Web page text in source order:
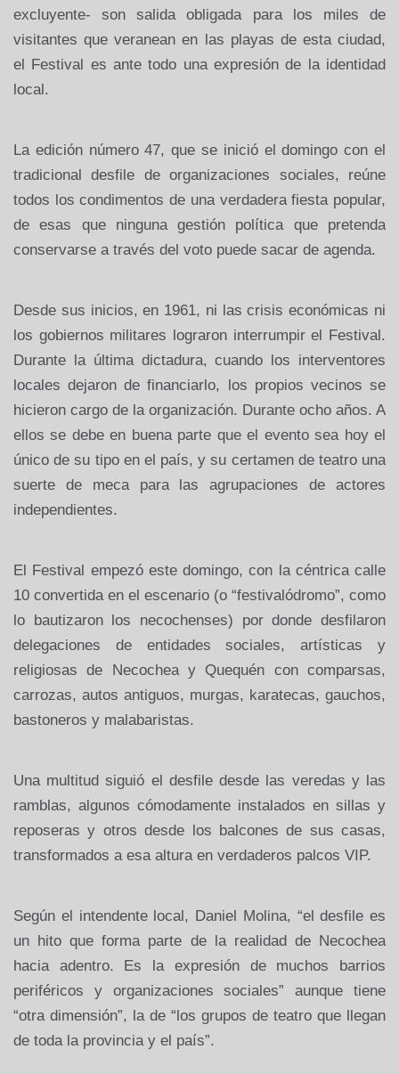
excluyente- son salida obligada para los miles de
visitantes que veranean en las playas de esta ciudad,
el Festival es ante todo una expresión de la identidad
local.
La edición número 47, que se inició el domingo con el
tradicional desfile de organizaciones sociales, reúne
todos los condimentos de una verdadera fiesta popular,
de esas que ninguna gestión política que pretenda
conservarse a través del voto puede sacar de agenda.
Desde sus inicios, en 1961, ni las crisis económicas ni
los gobiernos militares lograron interrumpir el Festival.
Durante la última dictadura, cuando los interventores
locales dejaron de financiarlo, los propios vecinos se
hicieron cargo de la organización. Durante ocho años. A
ellos se debe en buena parte que el evento sea hoy el
único de su tipo en el país, y su certamen de teatro una
suerte de meca para las agrupaciones de actores
independientes.
El Festival empezó este domingo, con la céntrica calle
10 convertida en el escenario (o “festivalódromo”, como
lo bautizaron los necochenses) por donde desfilaron
delegaciones de entidades sociales, artísticas y
religiosas de Necochea y Quequén con comparsas,
carrozas, autos antiguos, murgas, karatecas, gauchos,
bastoneros y malabaristas.
Una multitud siguió el desfile desde las veredas y las
ramblas, algunos cómodamente instalados en sillas y
reposeras y otros desde los balcones de sus casas,
transformados a esa altura en verdaderos palcos VIP.
Según el intendente local, Daniel Molina, “el desfile es
un hito que forma parte de la realidad de Necochea
hacia adentro. Es la expresión de muchos barrios
periféricos y organizaciones sociales” aunque tiene
“otra dimensión”, la de “los grupos de teatro que llegan
de toda la provincia y el país”.